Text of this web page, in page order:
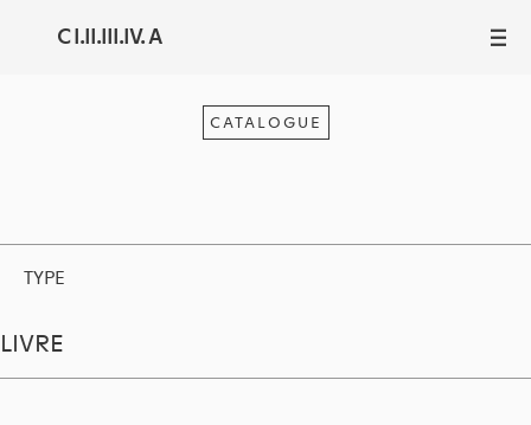
C I.II.III.IV. A III
CATALOGUE
TYPE
LIVRE